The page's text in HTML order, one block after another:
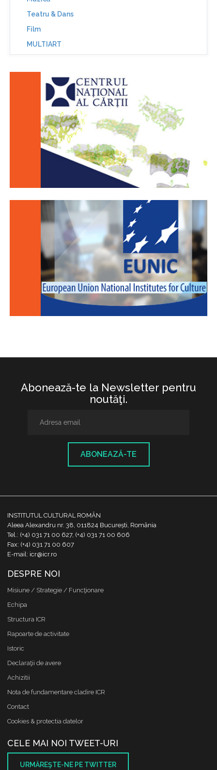
Teatru & Dans
Film
MULTIART
Abonează-te la Newsletter pentru
noutăţi.
ABONEAZĂ-TE
INSTITUTUL CULTURAL ROMÂN
Aleea Alexandru nr. 38, 011824 București, România
Tel.: (+4) 031 71 00 627, (+4) 031 71 00 606
Fax: (+4) 031 71 00 607
E-mail: icr@icr.ro
DESPRE NOI
Misiune / Strategie / Funcţionare
Echipa
Structura ICR
Rapoarte de activitate
Istoric
Declaraţii de avere
Achizitii
Nota de fundamentare cladire ICR
Contact
Cookies & protectia datelor
CELE MAI NOI TWEET-URI
URMĂREŞTE-NE PE TWITTER